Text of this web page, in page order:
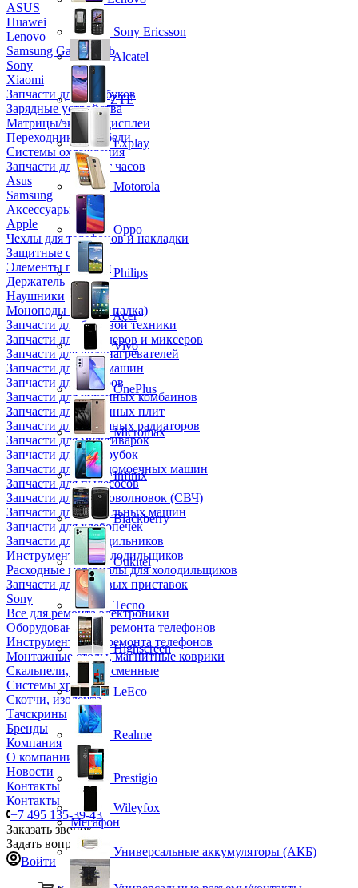
ASUS
Huawei
Lenovo
Samsung Galaxy Tab
Sony
Xiaomi
Запчасти для ноутбуков
Зарядные устройства
Матрицы/экраны/дисплеи
Переходники и кабели
Системы охлаждения
Запчасти для смарт часов
Asus
Samsung
Аксессуары
Apple
Чехлы для телефонов и накладки
Защитные стекла
Элементы питания
Держатель
Наушники
Моноподы (Селфи палка)
Запчасти для бытовой техники
Запчасти для блендеров и миксеров
Запчасти для водонагревателей
Запчасти для кофемашин
Запчасти для кулеров
Запчасти для кухонных комбаинов
Запчасти для кухонных плит
Запчасти для масляных радиаторов
Запчасти для мультиварок
Запчасти для мясорубок
Запчасти для посудомоечных машин
Запчасти для пылесосов
Запчасти для микроволновок (СВЧ)
Запчасти для стиральных машин
Запчасти для хлебопечек
Запчасти для холодильников
Инструмент для холодильщиков
Расходные материалы для холодильщиков
Запчасти для игровых приставок
Sony
Все для ремонта электроники
Оборудование для ремонта телефонов
Инструменты для ремонта телефонов
Монтажные столы, магнитные коврики
Скальпели, лезвия сменные
Системы хранения
Скотчи, изолента
Тачскрины
Бренды
Компания
О компании
Новости
Контакты
Контакты
+7 495 135-39-43
Заказать звонок
Задать вопрос
Войти
Sony Ericsson
Alcatel
ZTE
Explay
Motorola
Oppo
Philips
Acer
Vivo
OnePlus
Micromax
Infinix
Blackberry
Oukitel
Tecno
Highscreen
LeEco
Realme
Prestigio
Wileyfox
Мегафон
Универсальные аккумуляторы (АКБ)